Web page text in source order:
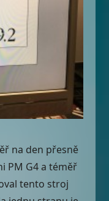
na den přesně
PM G4 a téměř
tento stroj